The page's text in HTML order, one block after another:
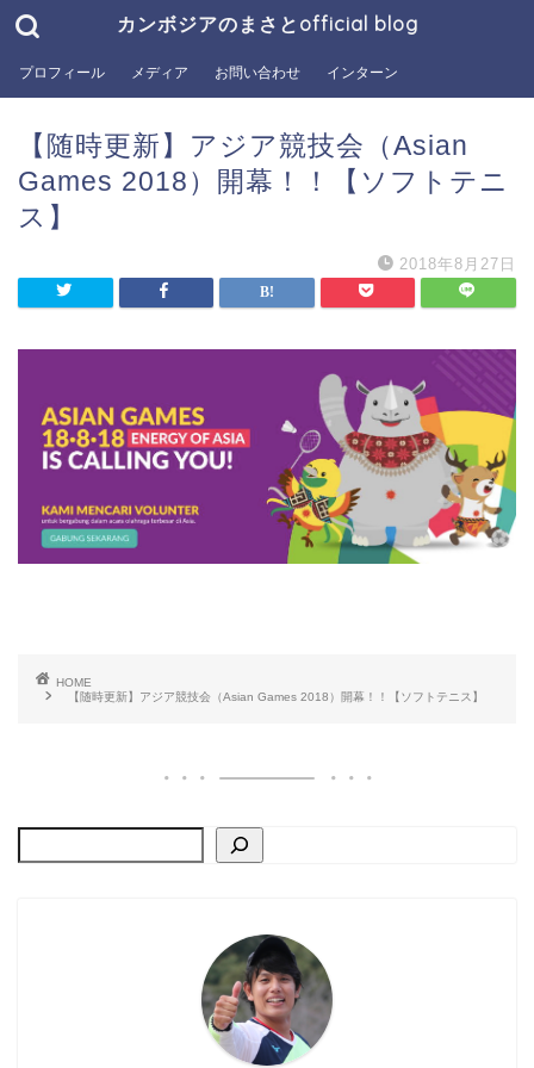
カンボジアのまさとofficial blog
プロフィール メディア お問い合わせ インターン
【随時更新】アジア競技会（Asian
Games 2018）開幕！！【ソフトテニ
ス】
2018年8月27日
HOME
【随時更新】アジア競技会（Asian Games 2018）開幕！！【ソフトテニス】